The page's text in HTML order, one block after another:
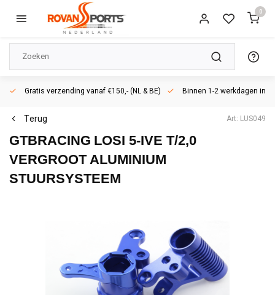
0
Gratis verzending vanaf €150,- (NL & BE) Binnen 1-2 werkdagen in
Terug Art: LUS049
GTBRACING LOSI 5-IVE T/2,0
VERGROOT ALUMINIUM
STUURSYSTEEM